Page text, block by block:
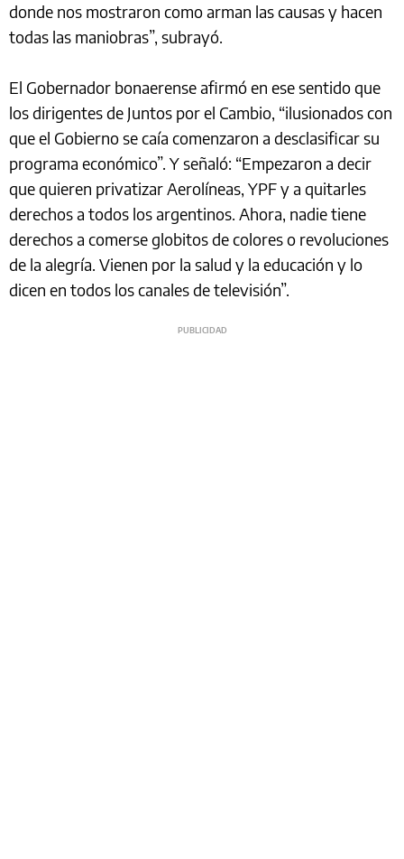
donde nos mostraron como arman las causas y hacen
todas las maniobras”, subrayó.
El Gobernador bonaerense afirmó en ese sentido que
los dirigentes de Juntos por el Cambio, “ilusionados con
que el Gobierno se caía comenzaron a desclasificar su
programa económico”. Y señaló: “Empezaron a decir
que quieren privatizar Aerolíneas, YPF y a quitarles
derechos a todos los argentinos. Ahora, nadie tiene
derechos a comerse globitos de colores o revoluciones
de la alegría. Vienen por la salud y la educación y lo
dicen en todos los canales de televisión”.